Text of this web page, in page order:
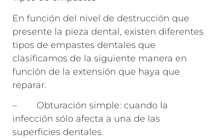
En función del nivel de destrucción que
presente la pieza dental, existen diferentes
tipos de empastes dentales que
clasificamos de la siguiente manera en
función de la extensión que haya que
reparar.
– Obturación simple: cuando la
infección sólo afecta a una de las
superficies dentales.